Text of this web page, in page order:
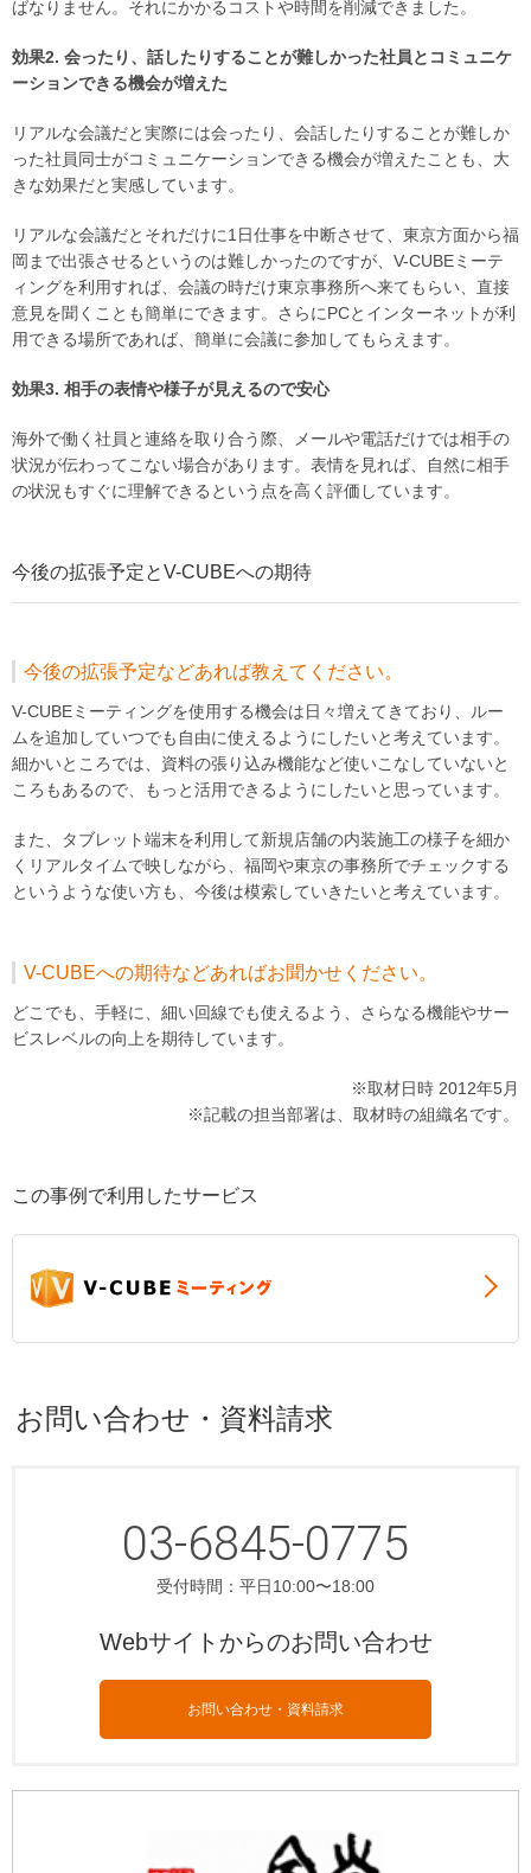
ばなりません。それにかかるコストや時間を削減できました。
効果2. 会ったり、話したりすることが難しかった社員とコミュニケ
ーションできる機会が増えた
リアルな会議だと実際には会ったり、会話したりすることが難しか
った社員同士がコミュニケーションできる機会が増えたことも、大
きな効果だと実感しています。
リアルな会議だとそれだけに1日仕事を中断させて、東京方面から福
岡まで出張させるというのは難しかったのですが、V-CUBEミーテ
ィングを利用すれば、会議の時だけ東京事務所へ来てもらい、直接
意見を聞くことも簡単にできます。さらにPCとインターネットが利
用できる場所であれば、簡単に会議に参加してもらえます。
効果3. 相手の表情や様子が見えるので安心
海外で働く社員と連絡を取り合う際、メールや電話だけでは相手の
状況が伝わってこない場合があります。表情を見れば、自然に相手
の状況もすぐに理解できるという点を高く評価しています。
今後の拡張予定とV-CUBEへの期待
今後の拡張予定などあれば教えてください。
V-CUBEミーティングを使用する機会は日々増えてきており、ルー
ムを追加していつでも自由に使えるようにしたいと考えています。
細かいところでは、資料の張り込み機能など使いこなしていないと
ころもあるので、もっと活用できるようにしたいと思っています。
また、タブレット端末を利用して新規店舗の内装施工の様子を細か
くリアルタイムで映しながら、福岡や東京の事務所でチェックする
というような使い方も、今後は模索していきたいと考えています。
V-CUBEへの期待などあればお聞かせください。
どこでも、手軽に、細い回線でも使えるよう、さらなる機能やサー
ビスレベルの向上を期待しています。
※取材日時 2012年5月
※記載の担当部署は、取材時の組織名です。
この事例で利用したサービス
お問い合わせ・資料請求
03-6845-0775
受付時間：平日10:00〜18:00
Webサイトからのお問い合わせ
お問い合わせ・資料請求